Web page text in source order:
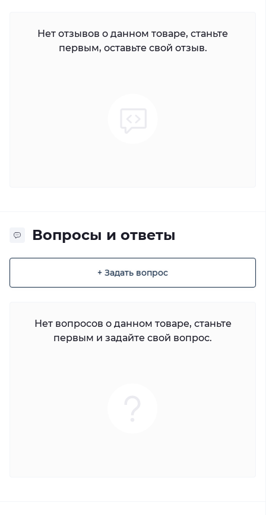
Нет отзывов о данном товаре, станьте
первым, оставьте свой отзыв.
Вопросы и ответы
+ Задать вопрос
Нет вопросов о данном товаре, станьте
первым и задайте свой вопрос.